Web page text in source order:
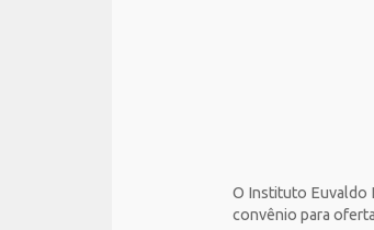
O Instituto Euvaldo
convênio para